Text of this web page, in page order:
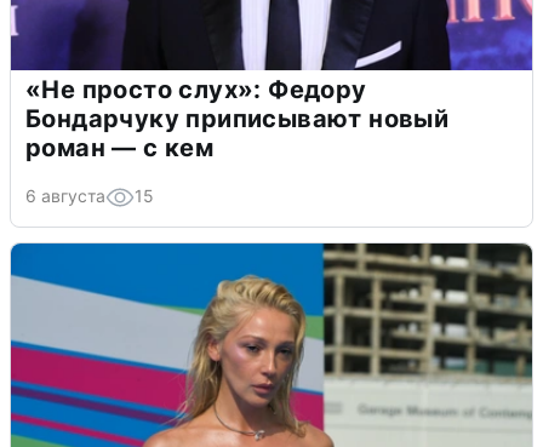
«Не просто слух»: Федору
Бондарчуку приписывают новый
роман — с кем
6 августа 15